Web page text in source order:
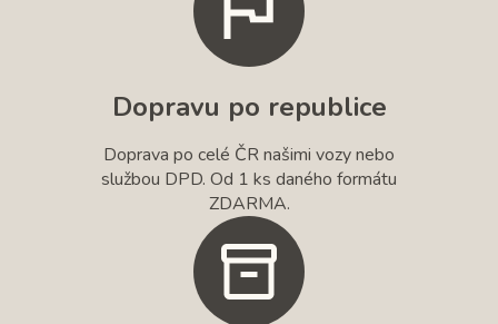
Dopravu po republice
Doprava po celé ČR našimi vozy nebo
službou DPD. Od 1 ks daného formátu
ZDARMA.